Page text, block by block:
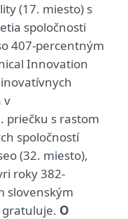
(17. miesto) s
spoločnosti
407-percentným
Innovation
v
priečku s rastom
spoločností
(32. miesto),
roky 382-
slovenským
O